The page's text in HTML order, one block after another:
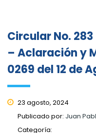
Circular No.
– Aclaración y
0269 del 12 de
23 agosto, 2024
Publicado por: Juan
Categoría: